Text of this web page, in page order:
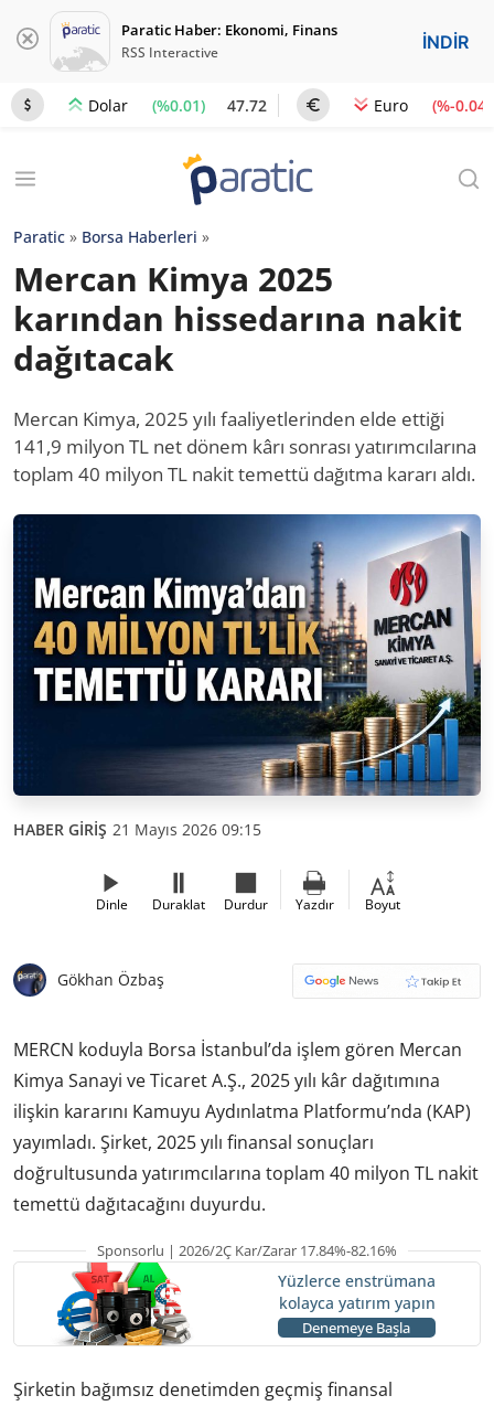
Paratic Haber: Ekonomi, Finans
RSS Interactive İNDİR
Dolar (%0.01) 47.72 Euro (%-0.04)
Paratic » Borsa Haberleri »
Mercan Kimya 2025
karından hissedarına nakit
dağıtacak
Mercan Kimya, 2025 yılı faaliyetlerinden elde ettiği
141,9 milyon TL net dönem kârı sonrası yatırımcılarına
toplam 40 milyon TL nakit temettü dağıtma kararı aldı.
HABER GİRİŞ 21 Mayıs 2026 09:15
Dinle Duraklat Durdur Yazdır Boyut
Gökhan Özbaş
MERCN koduyla Borsa İstanbul’da işlem gören Mercan
Kimya Sanayi ve Ticaret A.Ş., 2025 yılı kâr dağıtımına
ilişkin kararını Kamuyu Aydınlatma Platformu’nda (KAP)
yayımladı. Şirket, 2025 yılı finansal sonuçları
doğrultusunda yatırımcılarına toplam 40 milyon TL nakit
temettü dağıtacağını duyurdu.
Sponsorlu | 2026/2Ç Kar/Zarar 17.84%-82.16%
Yüzlerce enstrümana
kolayca yatırım yapın
Denemeye Başla
Şirketin bağımsız denetimden geçmiş finansal